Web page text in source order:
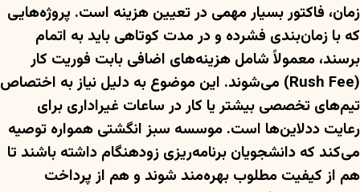
زمان، فاکتور بسیار مهمی در تعیین هزینه است. پروژه‌هایی
که با زمان‌بندی فشرده و در مدت کوتاهی باید به اتمام
برسند، معمولاً شامل هزینه‌های اضافی بابت فوریت کار
(Rush Fee) می‌شوند. این موضوع به دلیل نیاز به اختصاص
تیم‌های تخصصی بیشتر یا کار در ساعات غیراداری برای
رعایت ددلاین‌ها است. موسسه سبز انگشتی همواره توصیه
می‌کند که دانشجویان برنامه‌ریزی زودهنگام داشته باشند تا
هم از کیفیت مطلوب بهره‌مند شوند و هم از پرداخت